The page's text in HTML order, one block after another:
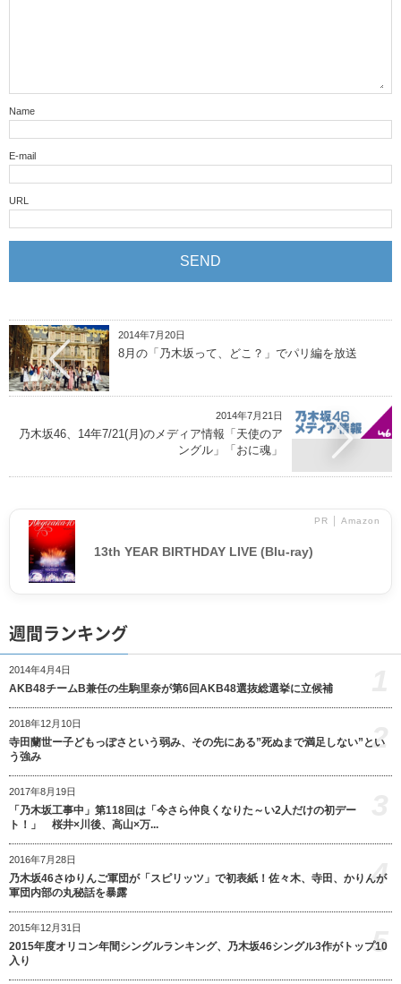
Name
E-mail
URL
2014年7月20日
8月の「乃木坂って、どこ？」でパリ編を放送
2014年7月21日
乃木坂46、14年7/21(月)のメディア情報「天使のア
ングル」「おに魂」
PR │ Amazon
13th YEAR BIRTHDAY LIVE (Blu-ray)
週間ランキング
2014年4月4日
AKB48チームB兼任の生駒里奈が第6回AKB48選抜総選挙に立候補
2018年12月10日
寺田蘭世ー子どもっぽさという弱み、その先にある”死ぬまで満足しない”とい
う強み
2
2017年8月19日
「乃木坂工事中」第118回は「今さら仲良くなりた～い2人だけの初デー
ト！」 桜井×川後、高山×万...
2016年7月28日
乃木坂46さゆりんご軍団が「スピリッツ」で初表紙！佐々木、寺田、かりんが
軍団内部の丸秘話を暴露
4
2015年12月31日
2015年度オリコン年間シングルランキング、乃木坂46シングル3作がトップ10
入り
5